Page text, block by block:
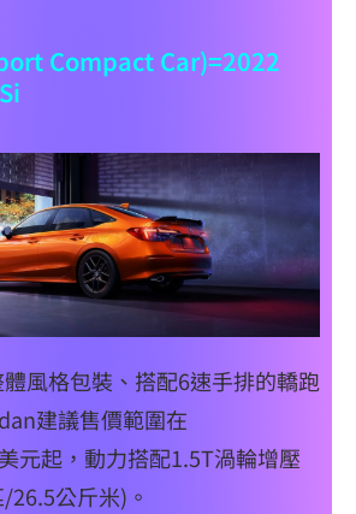
Compact Car)=2022
風格包裝、搭配6速手排的轎跑
建議售價範圍在
元起，動力搭配1.5T渦輪增壓
26.5公斤米)。